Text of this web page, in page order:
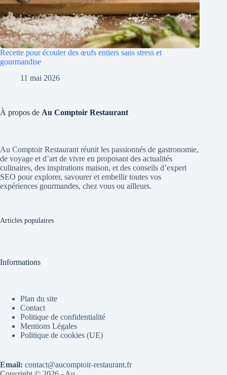
Recette pour écouler des œufs entiers sans stress et
gourmandise
11 mai 2026
À propos de Au Comptoir Restaurant
Au Comptoir Restaurant réunit les passionnés de gastronomie,
de voyage et d’art de vivre en proposant des actualités
culinaires, des inspirations maison, et des conseils d’expert
SEO pour explorer, savourer et embellir toutes vos
expériences gourmandes, chez vous ou ailleurs.
Articles populaires
Informations
Plan du site
Contact
Politique de confidentialité
Mentions Légales
Politique de cookies (UE)
Email: contact@aucomptoir-restaurant.fr